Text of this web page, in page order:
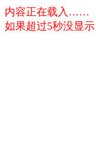
内容正在载入……
如果超过5秒没显